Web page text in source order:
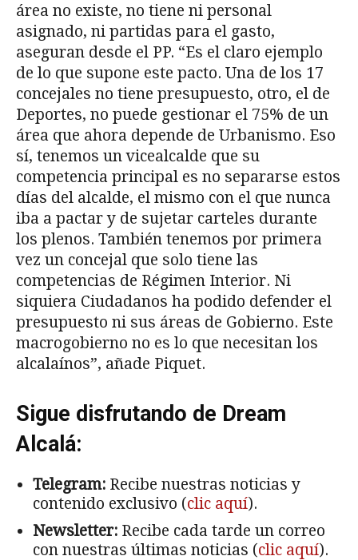
área no existe, no tiene ni personal
asignado, ni partidas para el gasto,
aseguran desde el PP. “Es el claro ejemplo
de lo que supone este pacto. Una de los 17
concejales no tiene presupuesto, otro, el de
Deportes, no puede gestionar el 75% de un
área que ahora depende de Urbanismo. Eso
sí, tenemos un vicealcalde que su
competencia principal es no separarse estos
días del alcalde, el mismo con el que nunca
iba a pactar y de sujetar carteles durante
los plenos. También tenemos por primera
vez un concejal que solo tiene las
competencias de Régimen Interior. Ni
siquiera Ciudadanos ha podido defender el
presupuesto ni sus áreas de Gobierno. Este
macrogobierno no es lo que necesitan los
alcalaínos”, añade Piquet.
Sigue disfrutando de Dream
Alcalá:
Telegram: Recibe nuestras noticias y
contenido exclusivo (clic aquí).
Newsletter: Recibe cada tarde un correo
con nuestras últimas noticias (clic aquí).